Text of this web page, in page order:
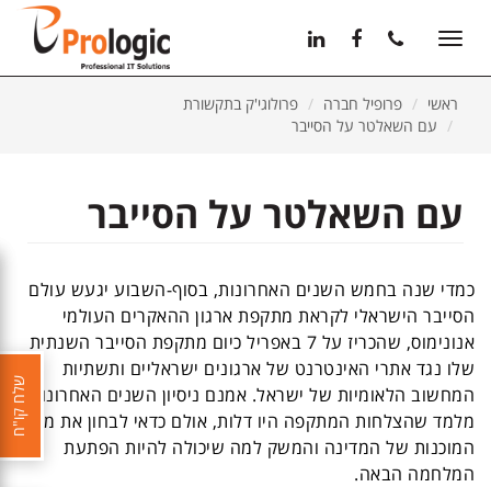
Toggle
ראשי
פרופיל חברה
פרולוגי'ק בתקשורת
עם השאלטר על הסייבר
עם השאלטר על הסייבר
כמדי שנה בחמש השנים האחרונות, בסוף-השבוע יגעש עולם
הסייבר הישראלי לקראת מתקפת ארגון ההאקרים העולמי
אנונימוס, שהכריז על 7 באפריל כיום מתקפת הסייבר השנתית
שלו נגד אתרי האינטרנט של ארגונים ישראליים ותשתיות
המחשוב הלאומיות של ישראל. אמנם ניסיון השנים האחרונות
מלמד שהצלחות המתקפה היו דלות, אולם כדאי לבחון את מידת
המוכנות של המדינה והמשק למה שיכולה להיות הפתעת
המלחמה הבאה.
שלח קו"ח